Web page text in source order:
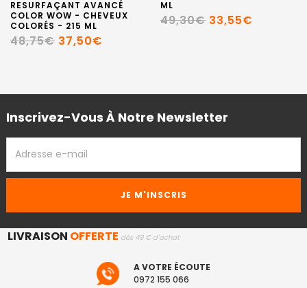
RESURFAÇANT AVANCÉ
COLOR WOW - CHEVEUX
COLORÉS - 215 ML
48,75€ 37,50€
ML
49,30€ 33,55€
Inscrivez-Vous À Notre Newsletter
EMAIL
LIVRAISON OFFERTE dès 49 € d'achat
A VOTRE ÉCOUTE
0972 155 066